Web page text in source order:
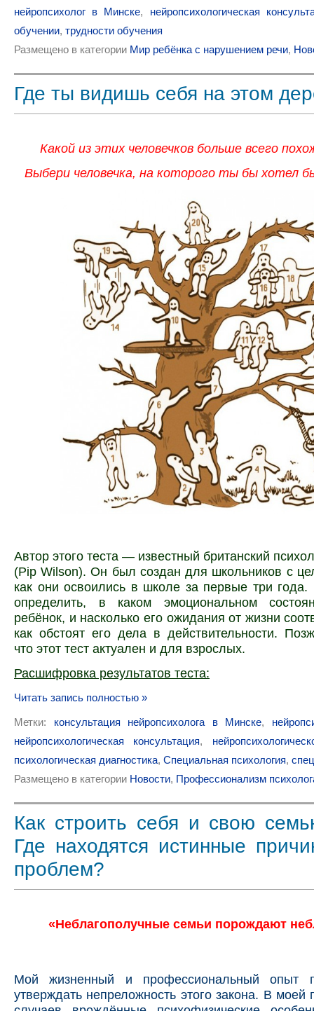
нейропсихолог в Минске, нейропсихологическая
обучении, трудности обучения
Размещено в категории Мир ребёнка с нарушением речи,
Где ты видишь себя на этом
Какой из этих человечков больше всего
Выбери человечка, на которого ты бы хотел
Автор этого теста — известный британский
(Pip Wilson). Он был создан для школьников с
как они освоились в школе за первые три года.
определить, в каком эмоциональном
ребёнок, и насколько его ожидания от жизни
как обстоят его дела в действительности.
что этот тест актуален и для взрослых.
Расшифровка результатов теста:
Читать запись полностью »
Метки: консультация нейропсихолога в Минске,
нейропсихологическая консультация,
психологическая диагностика, Специальная психология,
Размещено в категории Новости, Профессионализм
Как строить себя и свою
Где находятся истинные
проблем?
«Неблагополучные семьи порождают
Мой жизненный и профессиональный опыт
утверждать непреложность этого закона. В моей